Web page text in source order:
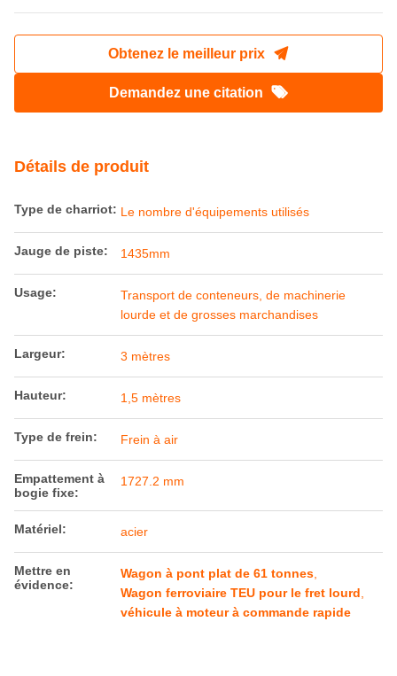
Obtenez le meilleur prix
Demandez une citation
Détails de produit
Type de charriot: Le nombre d'équipements utilisés
Jauge de piste: 1435mm
Usage:
Transport de conteneurs, de machinerie
lourde et de grosses marchandises
Largeur: 3 mètres
Hauteur: 1,5 mètres
Type de frein: Frein à air
Empattement à
bogie fixe:
1727.2 mm
Matériel: acier
Mettre en
évidence:
Wagon à pont plat de 61 tonnes
Wagon ferroviaire TEU pour le fret lourd
véhicule à moteur à commande rapide